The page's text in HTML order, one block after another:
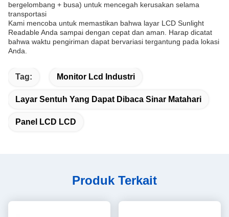
bergelombang + busa) untuk mencegah kerusakan selama
transportasi
Kami mencoba untuk memastikan bahwa layar LCD Sunlight
Readable Anda sampai dengan cepat dan aman. Harap dicatat
bahwa waktu pengiriman dapat bervariasi tergantung pada lokasi
Anda.
Tag: Monitor Lcd Industri
Layar Sentuh Yang Dapat Dibaca Sinar Matahari
Panel LCD LCD
Produk Terkait